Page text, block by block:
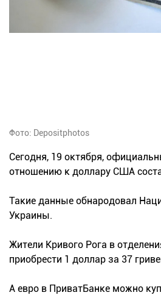
Фото: Depositphotos
Сегодня, 19 октября,
отношению к доллару США
Такие данные обнародовал
Украины.
Жители Кривого Рога в
приобрести 1 доллар за 37
А евро в ПриватБанке можно